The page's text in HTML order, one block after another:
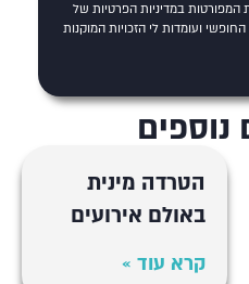
המפורטות במדיניות הפרטיות של
ועומדות לי הזכויות המוקנות
הטרדה מינית
באולם אירועים
קרא עוד »